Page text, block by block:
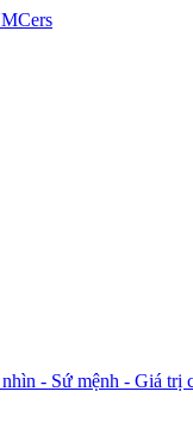
- Sứ mệnh - Giá trị